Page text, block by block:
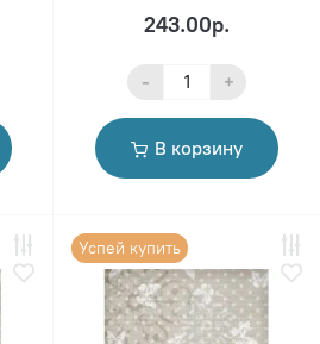
243.00р.
- +
В корзину
Успей купить